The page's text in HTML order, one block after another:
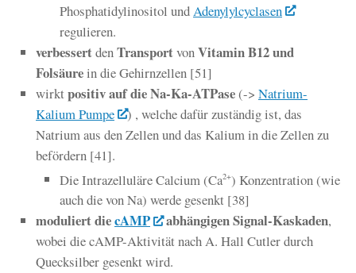
Phosphatidylinositol und Adenylylcyclasen
regulieren.
verbessertden Transportvon Vitamin B12 und
Folsäurein die Gehirnzellen [51]
wirktpositiv auf die Na-Ka-ATPase(-> Natrium-
Kalium Pumpe
) , welche dafür zuständig ist, das
Natrium aus den Zellen und das Kalium in die Zellen zu
befördern [41].
Die Intrazelluläre Calcium (Ca2+) Konzentration (wie
auch die von Na) werde gesenkt [38]
moduliert diecAMP abhängigen Signal-Kaskaden,
wobei die cAMP-Aktivität nach A. Hall Cutler durch
Quecksilber gesenkt wird.